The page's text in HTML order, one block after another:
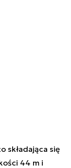
składająca się
44 m i